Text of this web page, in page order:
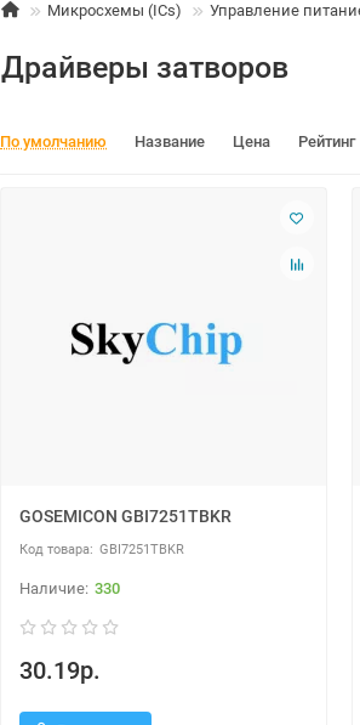
Микросхемы (ICs) Управление
Драйверы затворов
По умолчанию Название Цена Рейтинг
GOSEMICON GBI7251TBKR
GBI7251TBKR
330
30.19р.